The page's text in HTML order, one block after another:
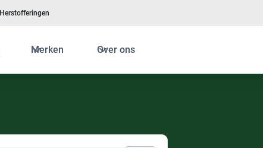
Herstofferingen
Merken Over ons